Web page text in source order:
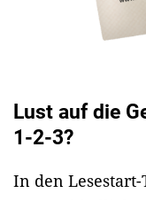
Lust auf die
1-2-3?
In den